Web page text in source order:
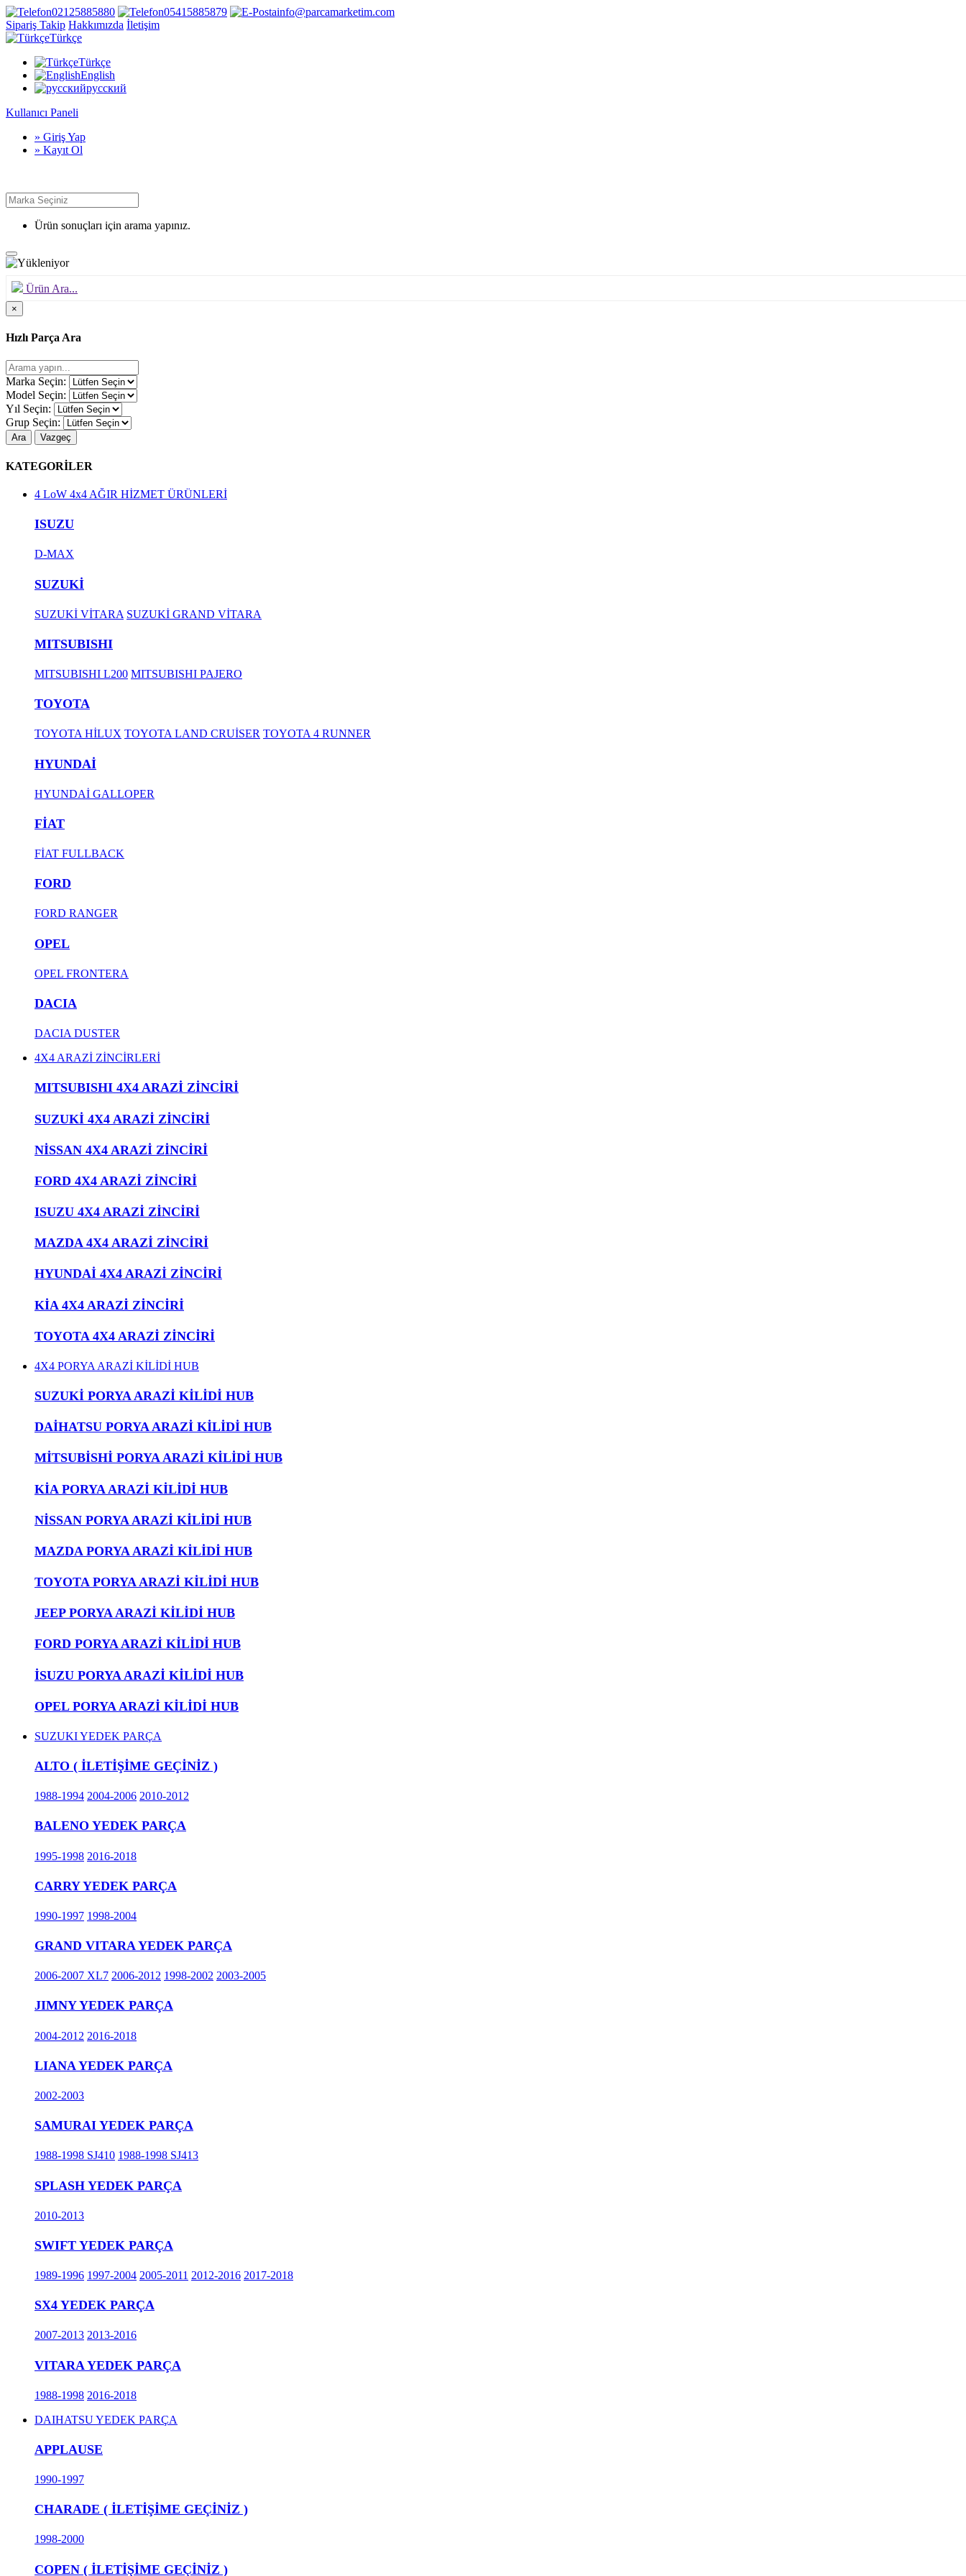
02125885880 05415885879
info@parcamarketim.com
Sipariş Takip Hakkımızda İletişim
Türkçe
Türkçe
English
русский
Kullanıcı Paneli
» Giriş Yap
» Kayıt Ol
Ürün sonuçları için arama yapınız.
Ürün Ara...
×
Hızlı Parça Ara
Marka Seçin:
Model Seçin:
Yıl Seçin:
Grup Seçin:
Ara Vazgeç
KATEGORİLER
4 LoW 4x4 AĞIR HİZMET ÜRÜNLERİ
ISUZU
D-MAX
SUZUKİ
SUZUKİ VİTARA SUZUKİ GRAND VİTARA
MITSUBISHI
MITSUBISHI L200 MITSUBISHI PAJERO
TOYOTA
TOYOTA HİLUX TOYOTA LAND CRUİSER TOYOTA 4 RUNNER
HYUNDAİ
HYUNDAİ GALLOPER
FİAT
FİAT FULLBACK
FORD
FORD RANGER
OPEL
OPEL FRONTERA
DACIA
DACIA DUSTER
4X4 ARAZİ ZİNCİRLERİ
MITSUBISHI 4X4 ARAZİ ZİNCİRİ
SUZUKİ 4X4 ARAZİ ZİNCİRİ
NİSSAN 4X4 ARAZİ ZİNCİRİ
FORD 4X4 ARAZİ ZİNCİRİ
ISUZU 4X4 ARAZİ ZİNCİRİ
MAZDA 4X4 ARAZİ ZİNCİRİ
HYUNDAİ 4X4 ARAZİ ZİNCİRİ
KİA 4X4 ARAZİ ZİNCİRİ
TOYOTA 4X4 ARAZİ ZİNCİRİ
4X4 PORYA ARAZİ KİLİDİ HUB
SUZUKİ PORYA ARAZİ KİLİDİ HUB
DAİHATSU PORYA ARAZİ KİLİDİ HUB
MİTSUBİSHİ PORYA ARAZİ KİLİDİ HUB
KİA PORYA ARAZİ KİLİDİ HUB
NİSSAN PORYA ARAZİ KİLİDİ HUB
MAZDA PORYA ARAZİ KİLİDİ HUB
TOYOTA PORYA ARAZİ KİLİDİ HUB
JEEP PORYA ARAZİ KİLİDİ HUB
FORD PORYA ARAZİ KİLİDİ HUB
İSUZU PORYA ARAZİ KİLİDİ HUB
OPEL PORYA ARAZİ KİLİDİ HUB
SUZUKI YEDEK PARÇA
ALTO ( İLETİŞİME GEÇİNİZ )
1988-1994 2004-2006 2010-2012
BALENO YEDEK PARÇA
1995-1998 2016-2018
CARRY YEDEK PARÇA
1990-1997 1998-2004
GRAND VITARA YEDEK PARÇA
2006-2007 XL7 2006-2012 1998-2002 2003-2005
JIMNY YEDEK PARÇA
2004-2012 2016-2018
LIANA YEDEK PARÇA
2002-2003
SAMURAI YEDEK PARÇA
1988-1998 SJ410 1988-1998 SJ413
SPLASH YEDEK PARÇA
2010-2013
SWIFT YEDEK PARÇA
1989-1996 1997-2004 2005-2011 2012-2016 2017-2018
SX4 YEDEK PARÇA
2007-2013 2013-2016
VITARA YEDEK PARÇA
1988-1998 2016-2018
DAIHATSU YEDEK PARÇA
APPLAUSE
1990-1997
CHARADE ( İLETİŞİME GEÇİNİZ )
1998-2000
COPEN ( İLETİŞİME GEÇİNİZ )